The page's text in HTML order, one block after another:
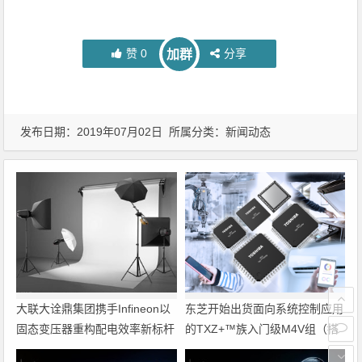
赞 0 加群 分享
发布日期：2019年07月02日 所属分类：新闻动态
大联大诠鼎集团携手Infineon以
固态变压器重构配电效率新标杆
东芝开始出货面向系统控制应用
的TXZ+™族入门级M4V组（搭
载Arm Cortex‑M4内核的标准微